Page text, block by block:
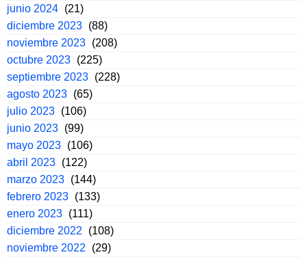
junio 2024 (21)
diciembre 2023 (88)
noviembre 2023 (208)
octubre 2023 (225)
septiembre 2023 (228)
agosto 2023 (65)
julio 2023 (106)
junio 2023 (99)
mayo 2023 (106)
abril 2023 (122)
marzo 2023 (144)
febrero 2023 (133)
enero 2023 (111)
diciembre 2022
(108)
noviembre 2022
(29)